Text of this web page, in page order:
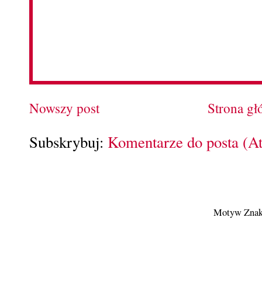
Nowszy post Strona
Subskrybuj: Komentarze do posta
Motyw